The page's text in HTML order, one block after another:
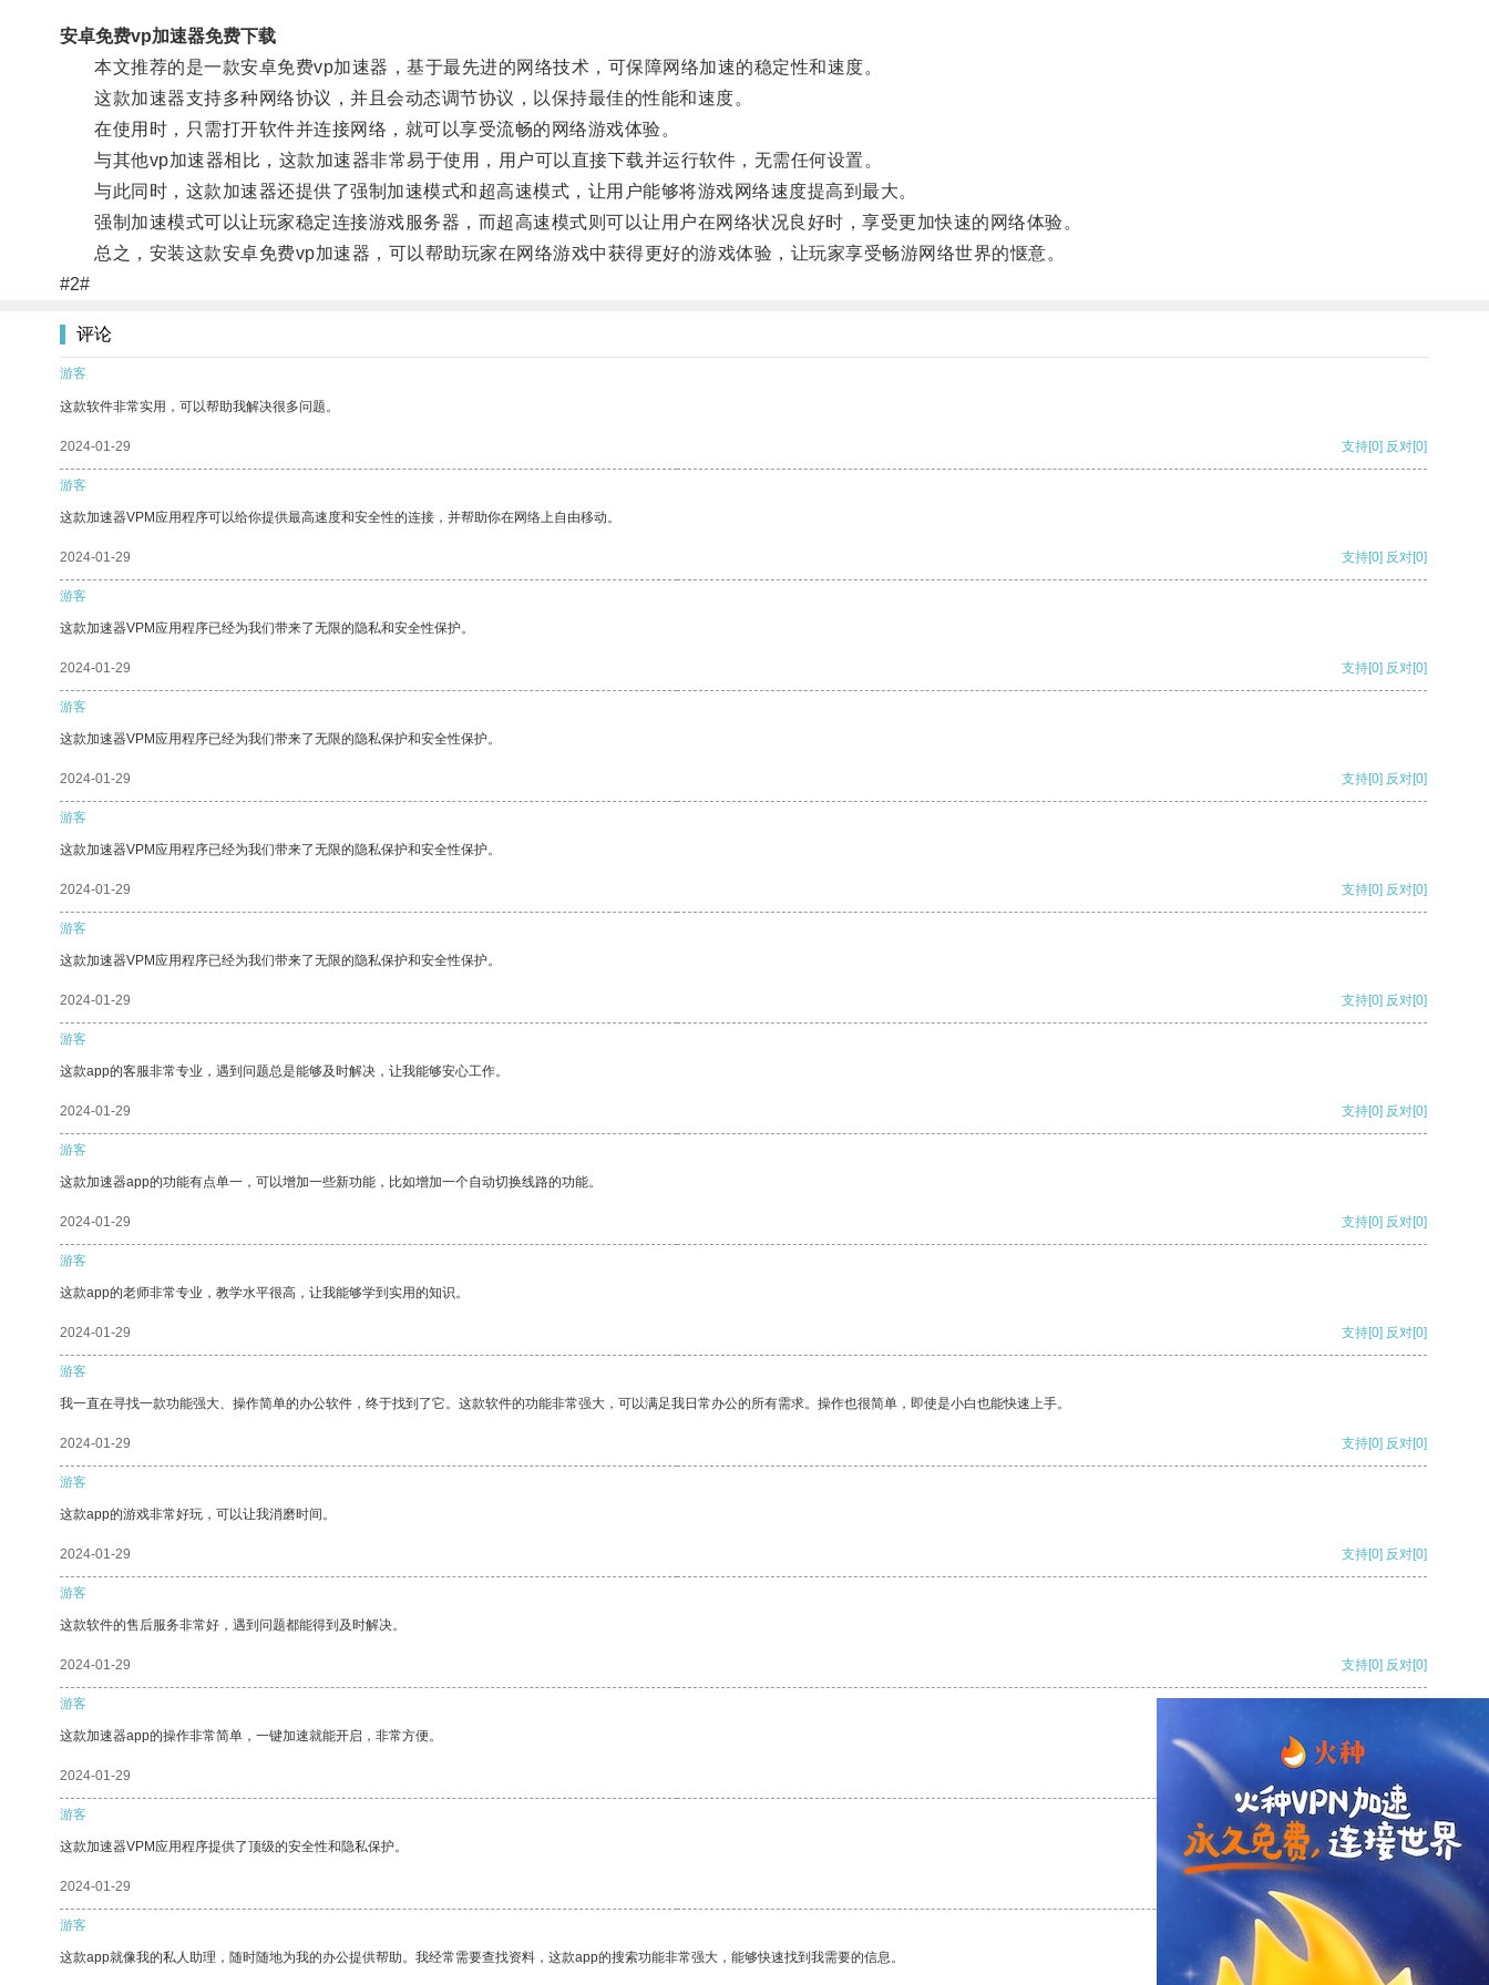
安卓免费vp加速器免费下载
本文推荐的是一款安卓免费vp加速器，基于最先进的网络技术，可保障网络加速的稳定性和速度。
这款加速器支持多种网络协议，并且会动态调节协议，以保持最佳的性能和速度。
在使用时，只需打开软件并连接网络，就可以享受流畅的网络游戏体验。
与其他vp加速器相比，这款加速器非常易于使用，用户可以直接下载并运行软件，无需任何设置。
与此同时，这款加速器还提供了强制加速模式和超高速模式，让用户能够将游戏网络速度提高到最大。
强制加速模式可以让玩家稳定连接游戏服务器，而超高速模式则可以让用户在网络状况良好时，享受更加快速的网络体验。
总之，安装这款安卓免费vp加速器，可以帮助玩家在网络游戏中获得更好的游戏体验，让玩家享受畅游网络世界的惬意。
#2#
评论
游客
这款软件非常实用，可以帮助我解决很多问题。
2024-01-29 支持[0] 反对[0]
游客
这款加速器VPM应用程序可以给你提供最高速度和安全性的连接，并帮助你在网络上自由移动。
2024-01-29 支持[0] 反对[0]
游客
这款加速器VPM应用程序已经为我们带来了无限的隐私和安全性保护。
2024-01-29 支持[0] 反对[0]
游客
这款加速器VPM应用程序已经为我们带来了无限的隐私保护和安全性保护。
2024-01-29 支持[0] 反对[0]
游客
这款加速器VPM应用程序已经为我们带来了无限的隐私保护和安全性保护。
2024-01-29 支持[0] 反对[0]
游客
这款加速器VPM应用程序已经为我们带来了无限的隐私保护和安全性保护。
2024-01-29 支持[0] 反对[0]
游客
这款app的客服非常专业，遇到问题总是能够及时解决，让我能够安心工作。
2024-01-29 支持[0] 反对[0]
游客
这款加速器app的功能有点单一，可以增加一些新功能，比如增加一个自动切换线路的功能。
2024-01-29 支持[0] 反对[0]
游客
这款app的老师非常专业，教学水平很高，让我能够学到实用的知识。
2024-01-29 支持[0] 反对[0]
游客
我一直在寻找一款功能强大、操作简单的办公软件，终于找到了它。这款软件的功能非常强大，可以满足我日常办公的所有需求。操作也很简单，即使是小白也能快速上手。
2024-01-29 支持[0] 反对[0]
游客
这款app的游戏非常好玩，可以让我消磨时间。
2024-01-29 支持[0] 反对[0]
游客
这款软件的售后服务非常好，遇到问题都能得到及时解决。
2024-01-29 支持[0] 反对[0]
游客
这款加速器app的操作非常简单，一键加速就能开启，非常方便。
2024-01-29
游客
这款加速器VPM应用程序提供了顶级的安全性和隐私保护。
2024-01-29 反对
游客
这款app就像我的私人助理，随时随地为我的办公提供帮助。我经常需要查找资料，这款app的搜索功能非常强大，能够快速找到我需要的信息。